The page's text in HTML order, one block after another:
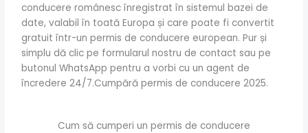
conducere românesc înregistrat în sistemul bazei de
date, valabil în toată Europa și care poate fi convertit
gratuit într-un permis de conducere european. Pur și
simplu dă clic pe formularul nostru de contact sau pe
butonul WhatsApp pentru a vorbi cu un agent de
încredere 24/7.Cumpără permis de conducere 2025.
Cum să cumperi un permis de conducere